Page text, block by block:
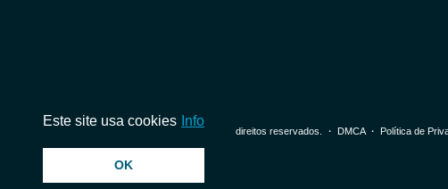
© 2026 InstantAudio. Todos os direitos reservados. ・ DMCA・ Política de
Este site usa cookies Info
OK